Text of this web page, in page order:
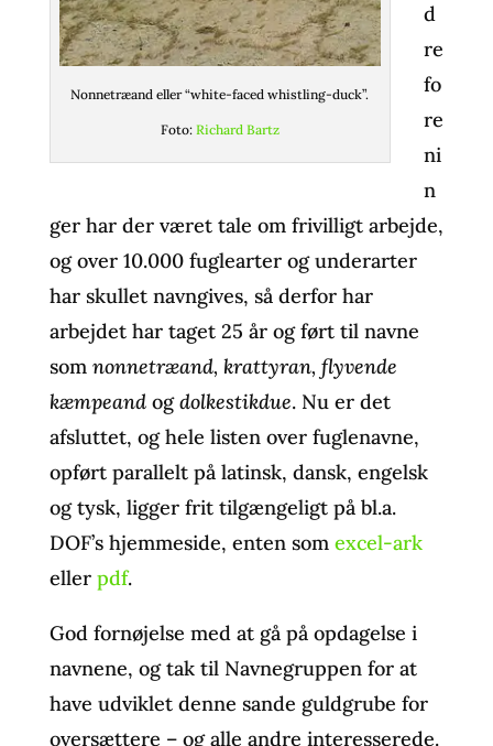
Nonnetræand eller “white-faced whistling-duck”.
Foto: Richard Bartz
d
re
fo
re
ni
n
ger har der været tale om frivilligt arbejde,
og over 10.000 fuglearter og underarter
har skullet navngives, så derfor har
arbejdet har taget 25 år og ført til navne
som nonnetræand, krattyran, flyvende
kæmpeand ogdolkestikdue. Nu er det
afsluttet, og hele listen over fuglenavne,
opført parallelt på latinsk, dansk, engelsk
og tysk, ligger frit tilgængeligt på bl.a.
DOF’s hjemmeside, enten som excel-ark
eller pdf.
God fornøjelse med at gå på opdagelse i
navnene, og tak til Navnegruppen for at
have udviklet denne sande guldgrube for
oversættere – og alle andre interesserede.